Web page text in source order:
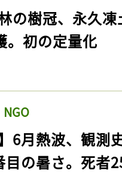
の樹冠、永久
。初の定量化
6月熱波、観
目の暑さ。死者
会員登録